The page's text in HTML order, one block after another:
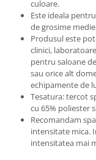
culoare.
Este ideala
de grosime
Produsul este
clinici,
pentru saloane
sau orice alt
echipamente de
Tesatura: tercot
cu 65% poliester
Recomandam
intensitate mica.
intensitatea mai